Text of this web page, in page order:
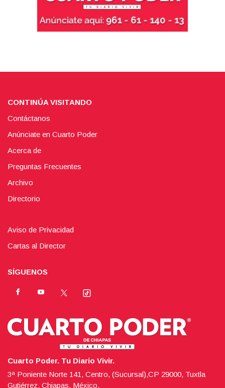
CONTINÚA VISITANDO
Contáctanos
Anúnciate en Cuarto Poder
Acerca de
Preguntas Frecuentes
Archivo
Directorio
Aviso de Privacidad
Cartas al Director
SÍGUENOS
Cuarto Poder. Tu Diario Vivir.
3ª Poniente Norte 141, Centro, (Sucursal),CP 29000, Tuxtla
Gutiérrez, Chiapas, México.